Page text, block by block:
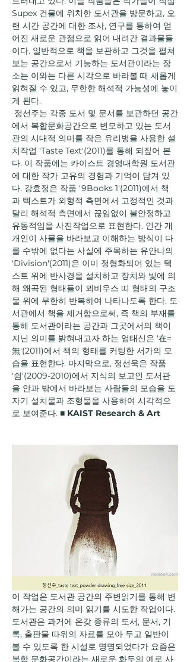
Supex 건물에 위치한 도서관을 방문하고, 오
랜 시간 공간에 대한 조사, 연구를 통하여 얻
어진 새로운 관점으로 읽어 내려간 결과물들
이다. 일반적으로 책을 보관하고 그것을 펼쳐
보는 공간으로서 기능하는 도서관이라는 장
소는 이와는 다른 시각으로 바라볼 때 새롭게
읽혀질 수 있고, 무한한 해석적 가능성에 놓이
게 된다.
에서 복합문화공간으로 변모하고 있는 도서
관의 시대적 의미를 작은 유리병을 사용한 설
치작업 'Taste Text'(2011)를 통해 되짚어 본
다. 이 작품에는 카이스트 경영대학원 도서관
에 대한 작가 고유의 경험과 기억이 담겨 있
다. 강효정은 작품 '9Books 1'(2011)에서 책
과 텍스트가 외형적 측면에서 고정적인 것과
달리 해석적 측면에서 끊임없이 불안정하고
유동적임을 사진작업으로 표현한다. 인간 개
개인이 사물을 바라보고 이해하는 방식이 다
를 수밖에 없다는 사실에 주목하는 유안나의
'Division'(2011)은 이미 정형화되어 있는 텍
스트 위에 반사경을 설치하고 장치와 빛에 의
해 왜곡된 형태들이 뫼비우스 띠 형태의 구조
물 위에 무한히 반복하여 나타나도록 한다. 도
서관에서 책을 제거함으로써, 즉 책의 부재를
통해 도서관이라는 공간과 그곳에서의 책이
지닌 의미를 밝혀내고자 하는 엄태신은 '在=
無'(2011)에서 책의 형태를 커팅한 서가의 모
습을 표현한다. 마지막으로, 정선욱은 작품
'쉼'(2009-2010)에서 지식의 보고인 도서관
을 안과 밖에서 바라보는 사람들의 모습을 도
자기 설치물과 조형물을 사용하여 시각적으
로 보여준다. ■ KAIST Research & Art
이 작업은 도서관 공간의 주변읽기를 통해 변
해가는 공간의 의미 읽기를 시도한 작업이다.
도서관은 과거에 온갖 종류의 도서, 문서, 기
록, 출판물 따위의 자료를 모아 두고 일반이
볼 수 있도록 한 시설로 명명되었다가 요즘은
복합 문화공간이라는 새로운 화두의 예로 사